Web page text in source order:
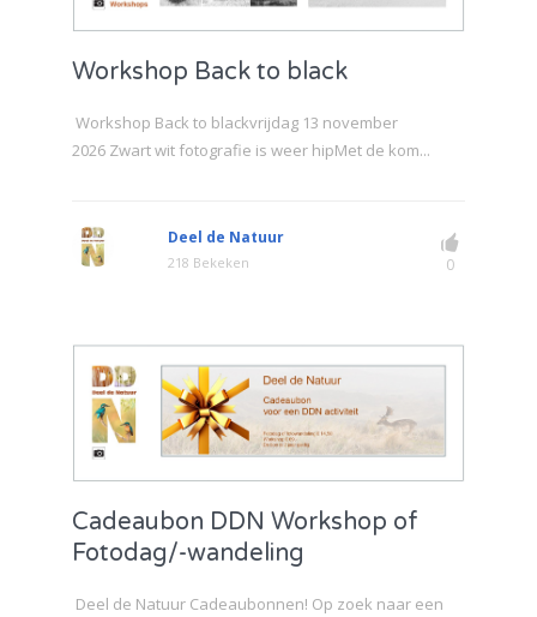
Workshop Back to black
Workshop Back to blackvrijdag 13 november
2026 Zwart wit fotografie is weer hipMet de kom...
Deel de Natuur
218 Bekeken 0
Cadeaubon DDN Workshop of
Fotodag/-wandeling
Deel de Natuur Cadeaubonnen! Op zoek naar een